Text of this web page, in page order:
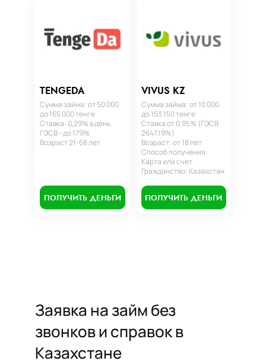
TENGEDA
Сумма займа: от 50 000
до 165 000 тенге
Ставка: 0,29% в день
ГЭСВ - до 179%
Возраст 21-68 лет
ПОЛУЧИТЬ ДЕНЬГИ
VIVUS KZ
Сумма займа: от 10 000
до 153 150 тенге
Ставка от 0,95% (ГЭСВ
2647.19%)
Возраст: от 18 лет
Способ получения:
Карта или счет
Гражданство: Казахстан
ПОЛУЧИТЬ ДЕНЬГИ
Заявка на займ без
звонков и справок в
Казахстане